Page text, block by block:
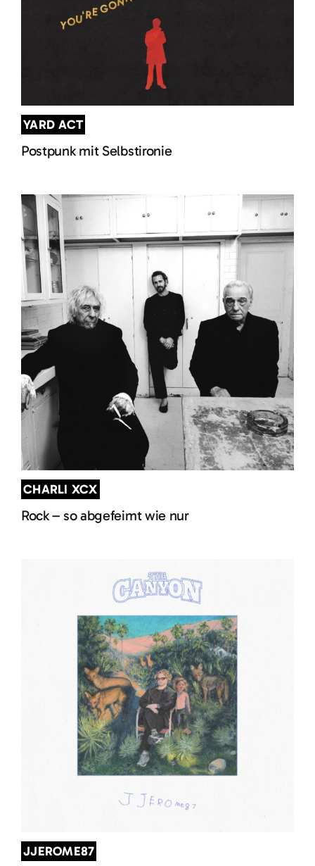
YARD ACT
Postpunk mit Selbstironie
CHARLI XCX
Rock – so abgefeimt wie nur
JJEROME87